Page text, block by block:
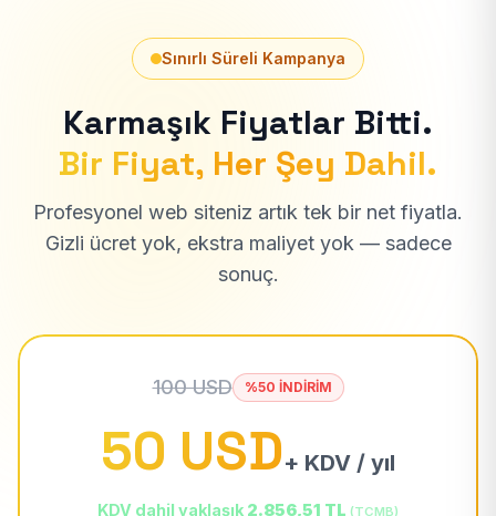
Sınırlı Süreli Kampanya
Karmaşık Fiyatlar Bitti.
Bir Fiyat, Her Şey Dahil.
Profesyonel web siteniz artık tek bir net fiyatla.
Gizli ücret yok, ekstra maliyet yok — sadece
sonuç.
100 USD %50 İNDİRİM
50 USD+ KDV / yıl
KDV dahil yaklaşık 2.856,51 TL (TCMB)